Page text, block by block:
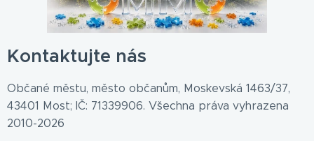
Kontaktujte nás
Občané městu, město občanům, Moskevská 1463/37,
43401 Most; IČ: 71339906. Všechna práva vyhrazena
2010-2026